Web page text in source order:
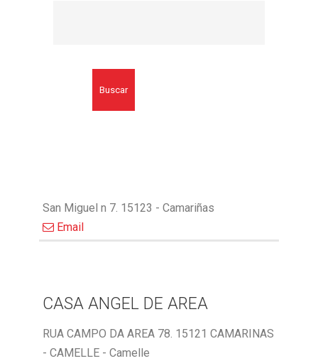
Buscar
San Miguel n 7. 15123 - Camariñas
Email
CASA ANGEL DE AREA
RUA CAMPO DA AREA 78. 15121 CAMARINAS
- CAMELLE - Camelle